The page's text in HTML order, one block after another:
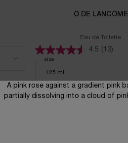
Ô DE LANCÔME
Eau de Toilette
4.5 (13)
Select a
size
€ 105,00